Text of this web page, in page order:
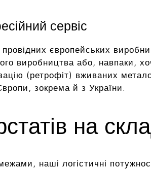
сервіс
європейських
виробництва або, навпаки,
(ретрофіт) вживаних
зокрема й з України.
на
наші логістичні